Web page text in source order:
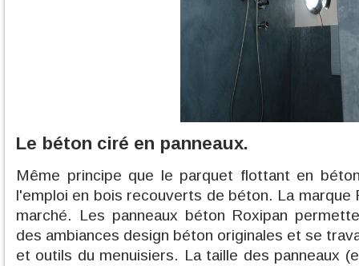
Le béton ciré en panneaux.
Même principe que le parquet flottant en
l'emploi en bois recouverts de béton. La marque
marché. Les panneaux béton Roxipan
des ambiances design béton originales et se
et outils du menuisiers. La taille des panneaux